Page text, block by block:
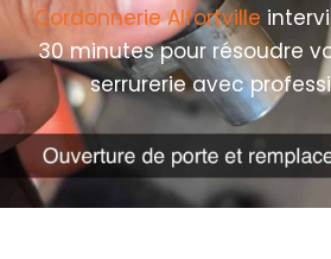
Cordonnerie Alfortville
30 minutes pour résoudre
serrurerie avec